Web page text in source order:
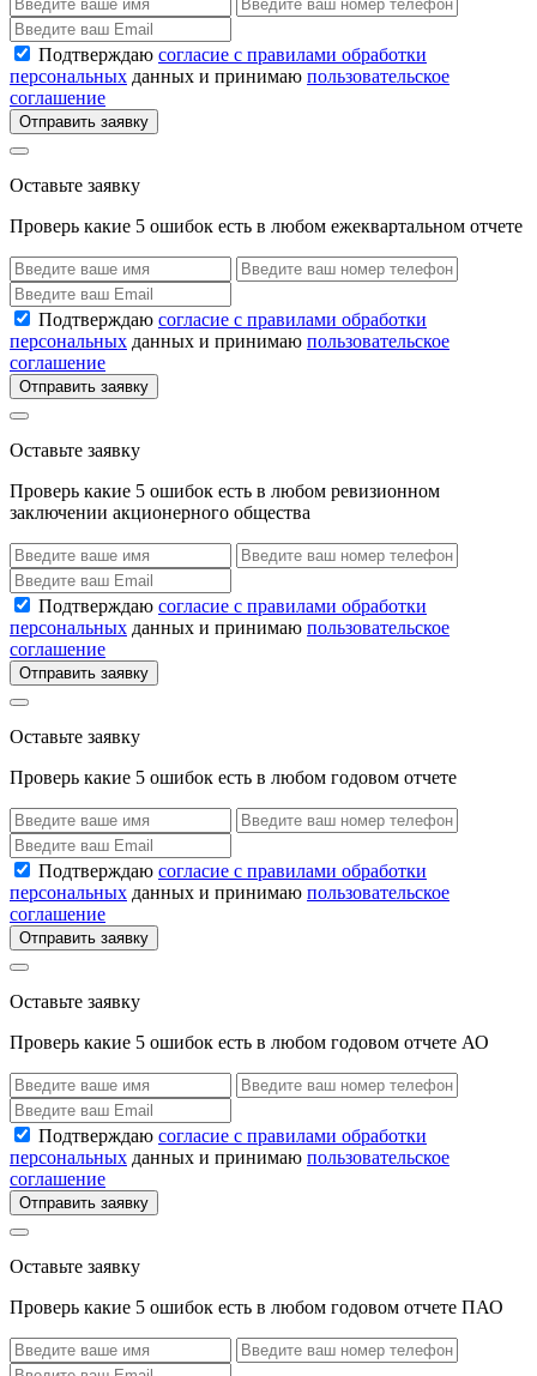
Подтверждаю согласие с правилами обработки
персональных данных и принимаю пользовательское
соглашение
Отправить заявку
Оставьте заявку
Проверь какие 5 ошибок есть в любом ежеквартальном отчете
Подтверждаю согласие с правилами обработки
персональных данных и принимаю пользовательское
соглашение
Отправить заявку
Оставьте заявку
Проверь какие 5 ошибок есть в любом ревизионном
заключении акционерного общества
Подтверждаю согласие с правилами обработки
персональных данных и принимаю пользовательское
соглашение
Отправить заявку
Оставьте заявку
Проверь какие 5 ошибок есть в любом годовом отчете
Подтверждаю согласие с правилами обработки
персональных данных и принимаю пользовательское
соглашение
Отправить заявку
Оставьте заявку
Проверь какие 5 ошибок есть в любом годовом отчете АО
Подтверждаю согласие с правилами обработки
персональных данных и принимаю пользовательское
соглашение
Отправить заявку
Оставьте заявку
Проверь какие 5 ошибок есть в любом годовом отчете ПАО